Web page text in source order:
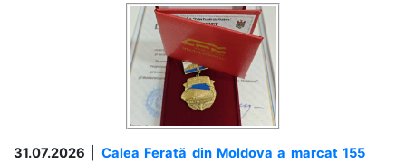
31.07.2026
Calea Ferată din Moldova a marcat 155